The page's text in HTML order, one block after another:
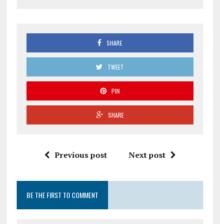
SHARE
TWEET
PIN
SHARE
Previous post Next post
BE THE FIRST TO COMMENT